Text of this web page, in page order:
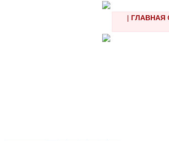
| ГЛАВНАЯ